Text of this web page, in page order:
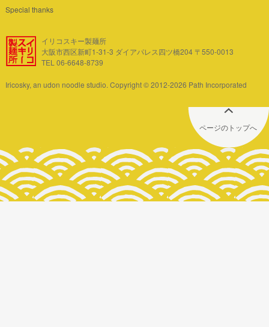
Special thanks
イリコスキー製麺所
大阪市西区新町1-31-3 ダイアパレス四ツ橋204 〒550-0013
TEL 06-6648-8739
Iricosky, an udon noodle studio. Copyright © 2012-2026 Path Incorporated
ページのトップへ